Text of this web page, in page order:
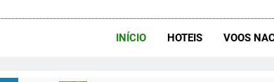
INÍCIO HOTEIS VOOS